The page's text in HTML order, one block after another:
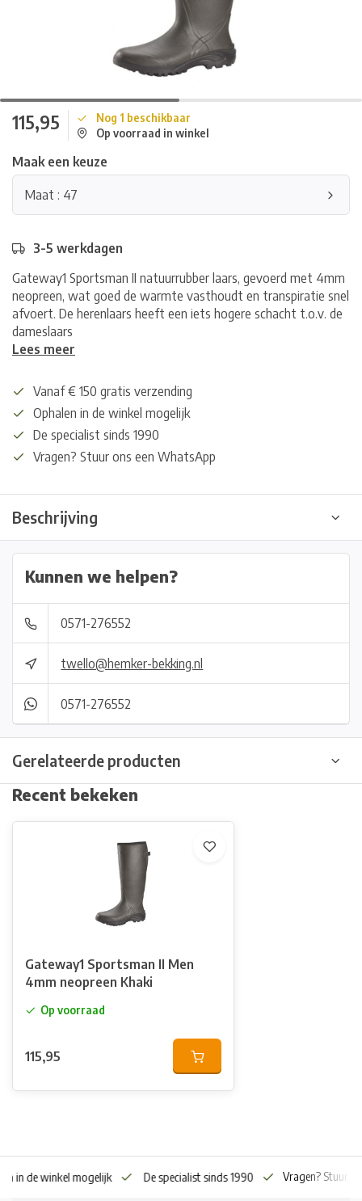
115,95
Nog 1 beschikbaar
Op voorraad in winkel
Maak een keuze
Maat : 47
3-5 werkdagen
Gateway1 Sportsman II natuurrubber laars, gevoerd met 4mm
neopreen, wat goed de warmte vasthoudt en transpiratie snel
afvoert. De herenlaars heeft een iets hogere schacht t.o.v. de
dameslaars
Lees meer
Vanaf € 150 gratis verzending
Ophalen in de winkel mogelijk
De specialist sinds 1990
Vragen? Stuur ons een WhatsApp
Beschrijving
Kunnen we helpen?
0571-276552
twello@hemker-bekking.nl
0571-276552
Gerelateerde producten
Recent bekeken
Gateway1 Sportsman II Men
4mm neopreen Khaki
Op voorraad
115,95
in de winkel mogelijk De specialist sinds 1990 Vragen? Stuur